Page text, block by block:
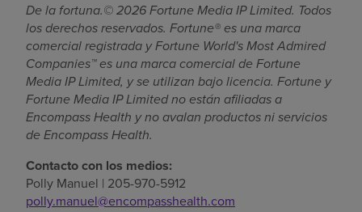
De la fortuna.© 2026 Fortune Media IP Limited. Todos
los derechos reservados. Fortune® es una marca
comercial registrada y Fortune World's Most Admired
Companies™ es una marca comercial de Fortune
Media IP Limited, y se utilizan bajo licencia. Fortune y
Fortune Media IP Limited no están afiliadas a
Encompass Health y no avalan productos ni servicios
de Encompass Health.
Contacto con los medios:
Polly Manuel | 205-970-5912
polly.manuel@encompasshealth.com